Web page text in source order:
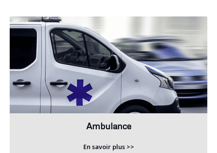
Ambulance
En savoir plus >>